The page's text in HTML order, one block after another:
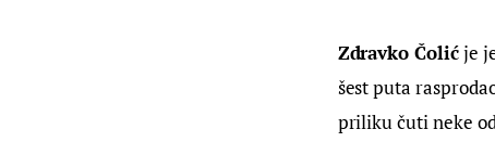
Zdravko Čolić je
šest puta
priliku čuti neke